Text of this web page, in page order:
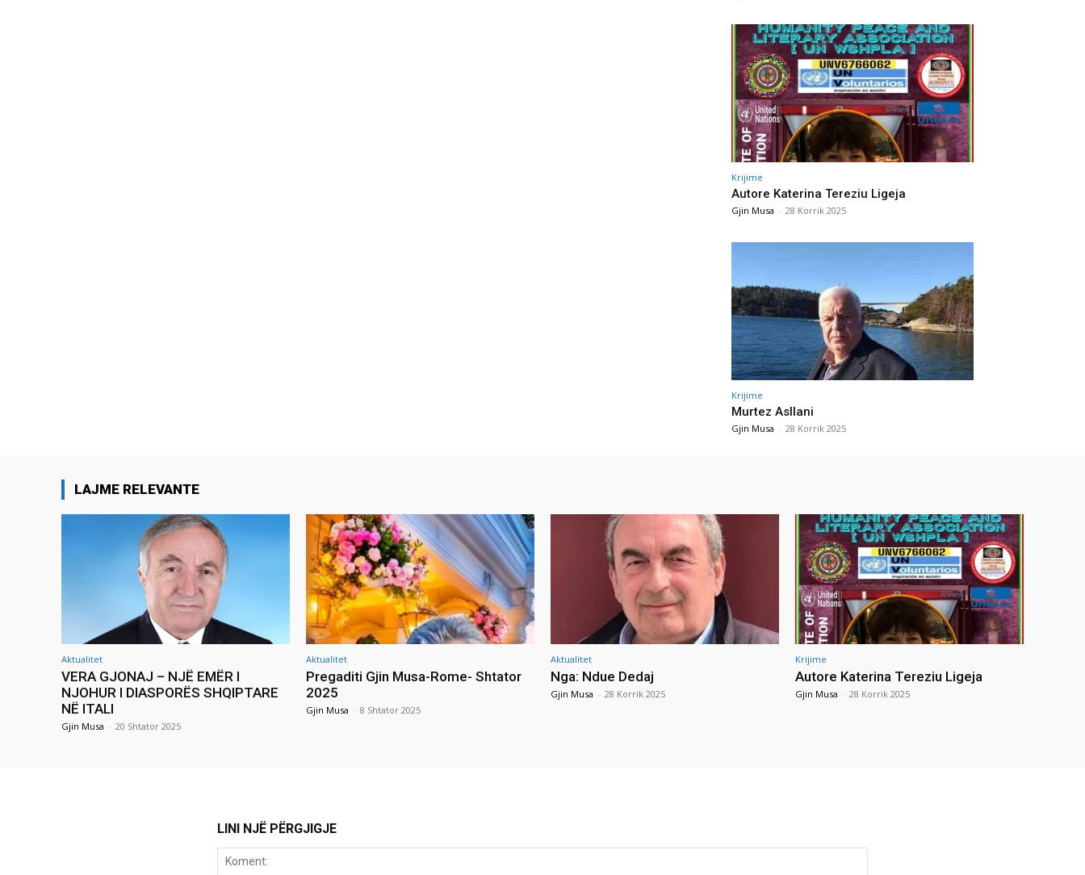
Krijime
Autore Katerina Tereziu Ligeja
Gjin Musa - 28 Korrik 2025
Krijime
Murtez Asllani
Gjin Musa - 28 Korrik 2025
LAJME RELEVANTE
Aktualitet
VERA GJONAJ – NJË EMËR I
NJOHUR I DIASPORËS SHQIPTARE
NË ITALI
Gjin Musa - 20 Shtator 2025
Aktualitet
Pregaditi Gjin Musa-Rome- Shtator
2025
Gjin Musa - 8 Shtator 2025
Aktualitet
Nga: Ndue Dedaj
Gjin Musa - 28 Korrik 2025
Krijime
Autore Katerina Tereziu Ligeja
Gjin Musa - 28 Korrik 2025
LINI NJË PËRGJIGJE